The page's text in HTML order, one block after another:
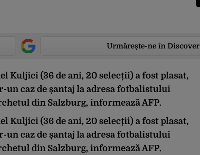
Urmărește-ne în Discover
Kuljici (36 de ani, 20 selecții) a fost plasat,
caz de șantaj la adresa fotbalistului
din Salzburg, informează AFP.
Kuljici (36 de ani, 20 selecții) a fost plasat,
caz de șantaj la adresa fotbalistului
din Salzburg, informează AFP.